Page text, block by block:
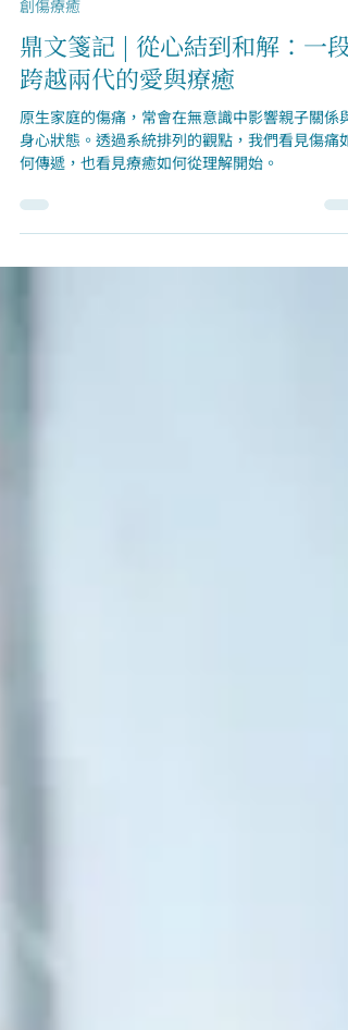
創傷療癒
鼎文箋記 | 從心結到和解：一段
跨越兩代的愛與療癒
原生家庭的傷痛，常會在無意識中影響親子關係與
何傳遞，也看見療癒如何從理解開始。